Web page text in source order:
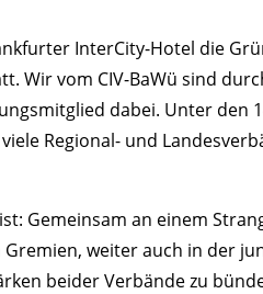
InterCity-Hotel die
Wir vom CIV-BaWü sind
dabei. Unter den
Regional- und
Gemeinsam an einem
weiter auch in der
beider Verbände zu